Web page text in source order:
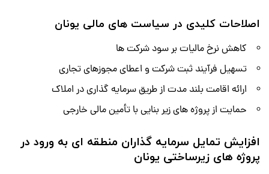
اصلاحات کلیدی در سیاست های مالی یونان
کاهش نرخ مالیات بر سود شرکت ها
تسهیل فرآیند ثبت شرکت و اعطای مجوزهای تجاری
ارائه اقامت بلند مدت از طریق سرمایه گذاری در املاک
حمایت از پروژه های زیر بنایی با تأمین مالی خارجی
افزایش تمایل سرمایه گذاران منطقه ای به ورود در
پروژه های زیرساختی یونان